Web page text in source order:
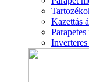
Kazettás